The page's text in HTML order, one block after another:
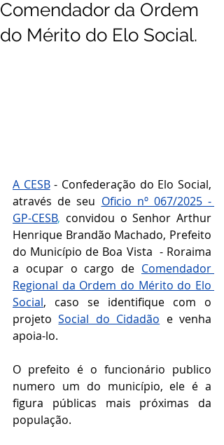
Comendador da Ordem
do Mérito do Elo Social.
A CESB - Confederação do Elo Social,
através de seu Oficio nº 067/2025 -
GP-CESB, convidou o Senhor Arthur
Henrique Brandão Machado, Prefeito
a ocupar o cargo de Comendador
Regional da Ordem do Mérito do Elo
Social, caso se identifique com o
projeto Social do Cidadão e venha
apoia-lo.
O prefeito é o funcionário publico
numero um do município, ele é a
figura públicas mais próximas da
população.